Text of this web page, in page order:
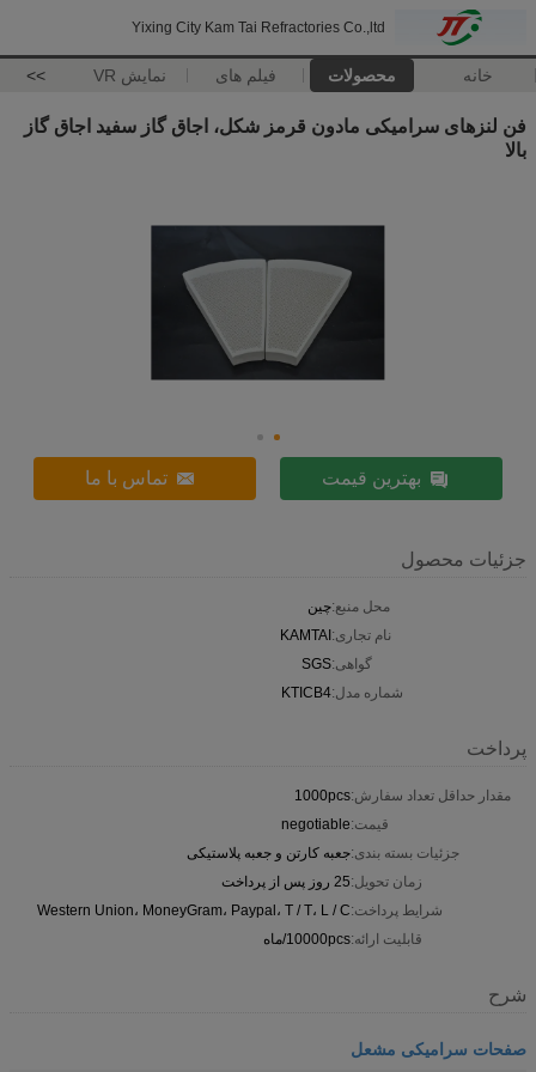
Yixing City Kam Tai Refractories Co.,ltd
خانه محصولات فیلم های نمایش VR >>
فن لنزهای سرامیکی مادون قرمز شکل، اجاق گاز سفید اجاق گاز
بالا
بهترین قیمت تماس با ما
جزئیات محصول
محل منبع:چین
نام تجاری:KAMTAI
گواهی:SGS
شماره مدل:KTICB4
پرداخت
مقدار حداقل تعداد سفارش:1000pcs
قیمت:negotiable
جزئیات بسته بندی:جعبه کارتن و جعبه پلاستیکی
زمان تحویل:25 روز پس از پرداخت
شرایط پرداخت:Western Union، MoneyGram، Paypal، T / T، L / C
قابلیت ارائه:10000pcs/ماه
شرح
صفحات سرامیکی مشعل